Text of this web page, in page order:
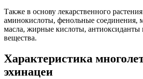
Также в основу лекарственного
аминокислоты, фенольные соединения,
масла, жирные кислоты, антиоксиданты
вещества.
Характеристика
эхинацеи